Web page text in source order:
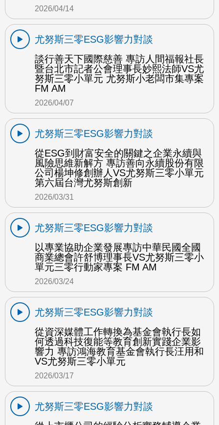
2026/04/14
尤努斯三零ESG影響力對談
談行善天下國際慈善 專訪人間福報社長
暨台北市記者公會理事長妙熙法師VS尤
努斯三零小單元 尤努斯小老闆市集專案
FM AM
2026/04/07
尤努斯三零ESG影響力對談
從ESG到財富安全的關鍵之企業永續與
風險思維新解方 專訪善向永續股份有限
公司楊坤修創辦人VS尤努斯三零小單元
第六屆台灣尤努斯創新
2026/03/31
尤努斯三零ESG影響力對談
以專業協助企業發展專訪中華民國全國
商業總會許舒博理事長VS尤努斯三零小
單元三零行動家專案 FM AM
2026/03/24
尤努斯三零ESG影響力對談
從資深媒體工作轉換為基金會執行長如
何透過科技復能等教育創新實踐企業影
響力 專訪鴻海教育基金會執行長汪用和
VS尤努斯三零小單元
2026/03/17
尤努斯三零ESG影響力對談